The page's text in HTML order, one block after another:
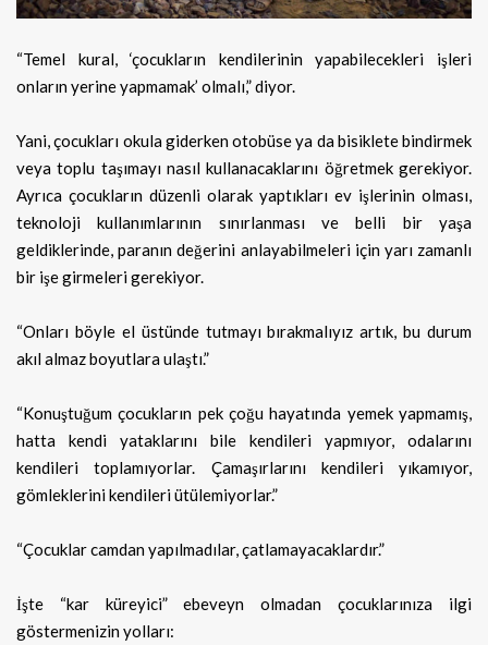
“Temel kural, ‘çocukların kendilerinin yapabilecekleri işleri
onların yerine yapmamak’ olmalı,” diyor.
Yani, çocukları okula giderken otobüse ya da bisiklete bindirmek
veya toplu taşımayı nasıl kullanacaklarını öğretmek gerekiyor.
Ayrıca çocukların düzenli olarak yaptıkları ev işlerinin olması,
teknoloji kullanımlarının sınırlanması ve belli bir yaşa
geldiklerinde, paranın değerini anlayabilmeleri için yarı zamanlı
bir işe girmeleri gerekiyor.
“Onları böyle el üstünde tutmayı bırakmalıyız artık, bu durum
akıl almaz boyutlara ulaştı.”
“Konuştuğum çocukların pek çoğu hayatında yemek yapmamış,
hatta kendi yataklarını bile kendileri yapmıyor, odalarını
kendileri toplamıyorlar. Çamaşırlarını kendileri yıkamıyor,
gömleklerini kendileri ütülemiyorlar.”
“Çocuklar camdan yapılmadılar, çatlamayacaklardır.”
İşte “kar küreyici” ebeveyn olmadan çocuklarınıza ilgi
göstermenizin yolları: